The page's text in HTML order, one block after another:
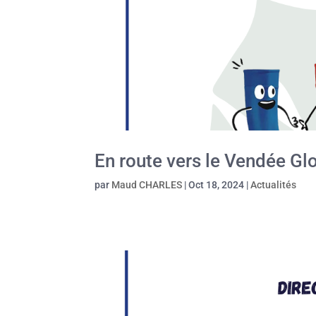
En route vers le Vendée
par Maud CHARLES |Oct 18, 2024 |Actualités